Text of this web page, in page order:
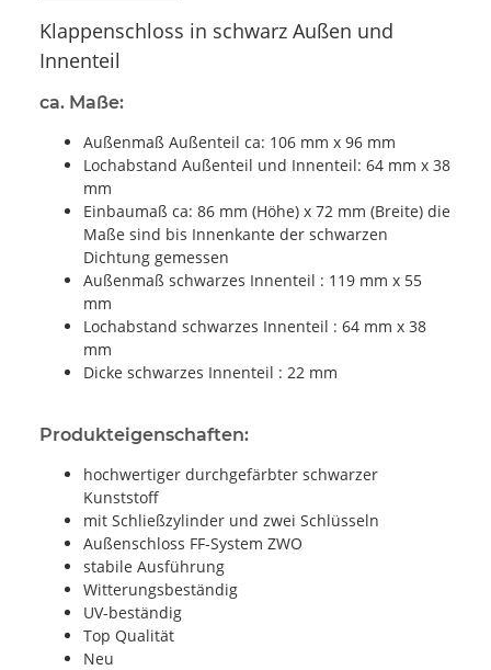
Klappenschloss in schwarz Außen und
Innenteil
ca. Maße:
Außenmaß Außenteil ca: 106 mm x 96 mm
Lochabstand Außenteil und Innenteil: 64 mm x 38
mm
Einbaumaß ca: 86 mm (Höhe) x 72 mm (Breite) die
Maße sind bis Innenkante der schwarzen
Dichtung gemessen
Außenmaß schwarzes Innenteil : 119 mm x 55
mm
Lochabstand schwarzes Innenteil : 64 mm x 38
mm
Dicke schwarzes Innenteil : 22 mm
Produkteigenschaften:
hochwertiger durchgefärbter schwarzer
Kunststoff
mit Schließzylinder und zwei Schlüsseln
Außenschloss FF-System ZWO
stabile Ausführung
Witterungsbeständig
UV-beständig
Top Qualität
Neu